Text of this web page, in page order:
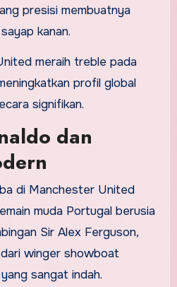
presisi membuatnya
kanan.
meraih treble pada
profil global
signifikan.
dan
di Manchester United
muda Portugal berusia
Sir Alex Ferguson,
winger showboat
sangat indah.